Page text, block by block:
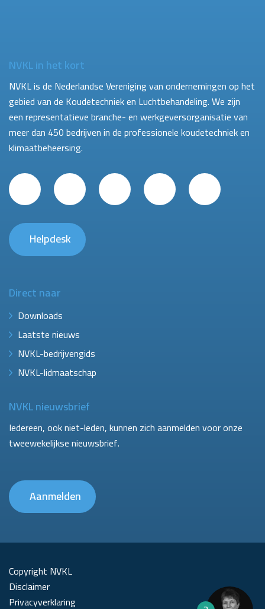
NVKL in het kort
NVKL is de Nederlandse Vereniging van ondernemingen op het
gebied van de Koudetechniek en Luchtbehandeling. We zijn
een representatieve branche- en werkgeversorganisatie van
meer dan 450 bedrijven in de professionele koudetechniek en
klimaatbeheersing.
Helpdesk
Direct naar
Downloads
Laatste nieuws
NVKL-bedrijvengids
NVKL-lidmaatschap
NVKL nieuwsbrief
Iedereen, ook niet-leden, kunnen zich aanmelden voor onze
tweewekelijkse nieuwsbrief.
Aanmelden
Copyright NVKL
Disclaimer
Privacyverklaring